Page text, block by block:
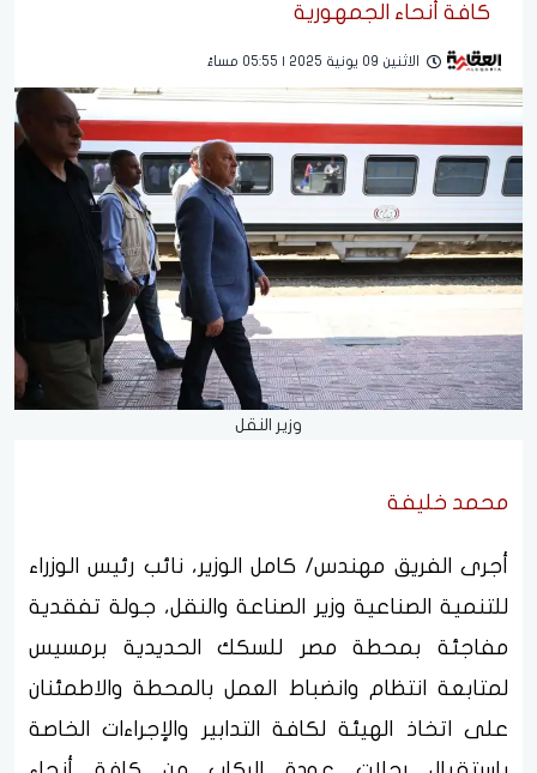
كافة أنحاء الجمهورية
الاثنين 09 يونية 2025 | 05:55 مساءً
وزير النقل
محمد خليفة
أجرى الفريق مهندس/ كامل الوزير، نائب رئيس الوزراء
للتنمية الصناعية وزير الصناعة والنقل، جولة تفقدية
مفاجئة بمحطة مصر للسكك الحديدية برمسيس
لمتابعة انتظام وانضباط العمل بالمحطة والاطمئنان
على اتخاذ الهيئة لكافة التدابير والإجراءات الخاصة